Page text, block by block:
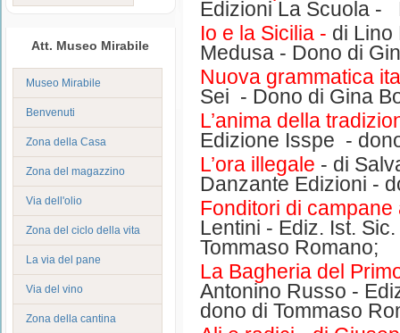
Att. Museo Mirabile
Museo Mirabile
Benvenuti
Zona della Casa
Zona del magazzino
Via dell'olio
Zona del ciclo della vita
La via del pane
Via del vino
Zona della cantina
Edizioni La Scuola -
Io e la Sicilia - di Lino
Medusa - Dono di
Nuova grammatica
Sei - Dono di Gina
L’anima della
Edizione Isspe -
L’ora illegale - di
Danzante Edizioni -
Fonditori di
Lentini - Ediz. Ist.
Tommaso Romano;
La Bagheria del
Antonino Russo -
dono di Tommaso